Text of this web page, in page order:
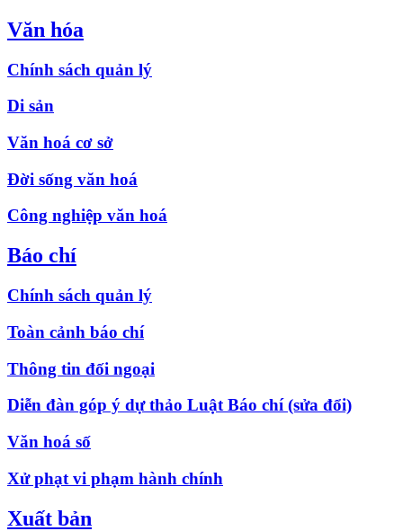
Văn hóa
Chính sách quản lý
Di sản
Văn hoá cơ sở
Đời sống văn hoá
Công nghiệp văn hoá
Báo chí
Chính sách quản lý
Toàn cảnh báo chí
Thông tin đối ngoại
Diễn đàn góp ý dự thảo Luật Báo chí (sửa đổi)
Văn hoá số
Xử phạt vi phạm hành chính
Xuất bản